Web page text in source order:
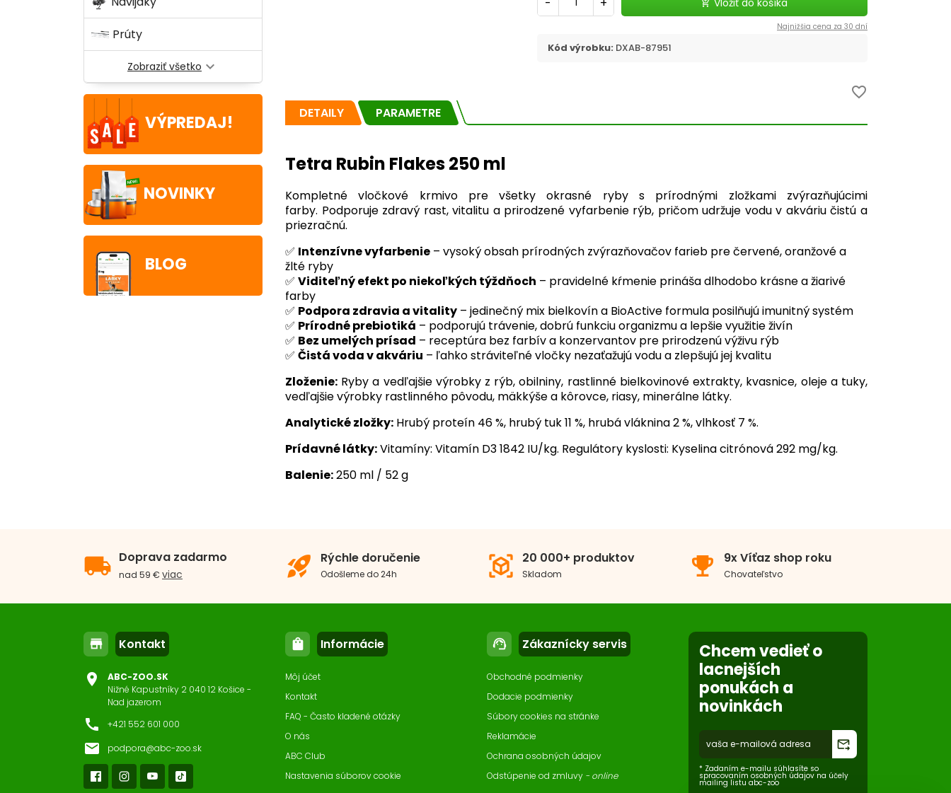
Prúty
Zobraziť všetko expand_more
VÝPREDAJ!
NOVINKY
BLOG
add_shopping_cart
Najnižšia cena za 30 dní
Kód výrobku: DXAB-87951
favorite_border
DETAILY PARAMETRE
Tetra Rubin Flakes 250 ml
Kompletné vločkové krmivo pre všetky okrasné ryby s prírodnými zložkami zvýrazňujúcimi
farby. Podporuje zdravý rast, vitalitu a prirodzené vyfarbenie rýb, pričom udržuje vodu v akváriu čistú a
priezračnú.
✅ Intenzívne vyfarbenie – vysoký obsah prírodných zvýrazňovačov farieb pre červené, oranžové a
žlté ryby
✅ Viditeľný efekt po niekoľkých týždňoch – pravidelné kŕmenie prináša dlhodobo krásne a žiarivé
farby
✅ Podpora zdravia a vitality – jedinečný mix bielkovín a BioActive formula posilňujú imunitný systém
✅ Prírodné prebiotiká – podporujú trávenie, dobrú funkciu organizmu a lepšie využitie živín
✅ Bez umelých prísad – receptúra bez farbív a konzervantov pre prirodzenú výživu rýb
✅ Čistá voda v akváriu – ľahko stráviteľné vločky nezaťažujú vodu a zlepšujú jej kvalitu
Zloženie: Ryby a vedľajšie výrobky z rýb, obilniny, rastlinné bielkovinové extrakty, kvasnice, oleje a tuky,
vedľajšie výrobky rastlinného pôvodu, mäkkýše a kôrovce, riasy, minerálne látky.
Analytické zložky: Hrubý proteín 46 %, hrubý tuk 11 %, hrubá vláknina 2 %, vlhkosť 7 %.
Prídavné látky:Vitamíny: Vitamín D3 1842 IU/kg. Regulátory kyslosti: Kyselina citrónová 292 mg/kg.
Balenie:250 ml / 52 g
Objem balenia 201 - 500 ml/g
0x
local_shipping Doprava zadarmo
nad 59 € viac rocket_launch Rýchle doručenie
Odošleme do 24h view_in_ar 20 000+ produktov
Skladom emoji_events 9x Víťaz shop roku
Chovateľstvo
store Kontakt
location_on
ABC-ZOO.SK
Nižné Kapustníky 2 040 12 Košice -
Nad jazerom
call +421 552 601 000
email podpora@abc-zoo.sk
shopping_bag Informácie
Môj účet
Kontakt
FAQ - Často kladené otázky
O nás
ABC Club
Nastavenia súborov cookie
support_agent Zákaznícky servis
Obchodné podmienky
Dodacie podmienky
Súbory cookies na stránke
Reklamácie
Ochrana osobných údajov
Odstúpenie od zmluvy - online
Chcem vedieť o
lacnejších
ponukách a
novinkách
forward_to_inbox
* Zadaním e-mailu súhlasíte so
spracovaním osobných údajov na účely
mailing listu abc-zoo